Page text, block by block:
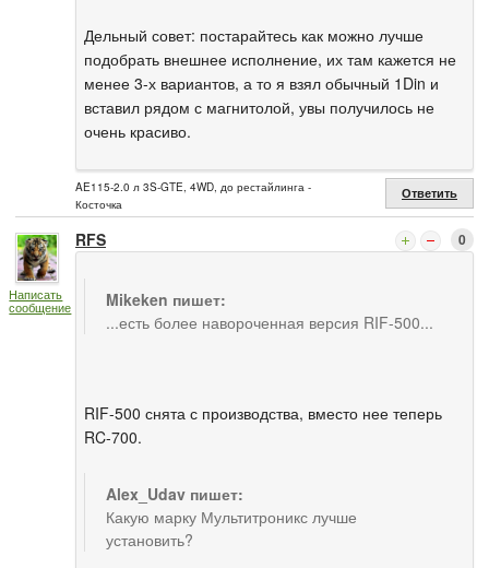
Дельный совет: постарайтесь как можно лучше
подобрать внешнее исполнение, их там кажется не
менее 3-х вариантов, а то я взял обычный 1Din и
вставил рядом с магнитолой, увы получилось не
очень красиво.
AE115-2.0 л 3S-GTE, 4WD, до рестайлинга -
Косточка
Ответить
Написать
сообщение
RFS 0
Mikeken пишет:
...есть более навороченная версия RIF-500...
RIF-500 снята с производства, вместо нее теперь
RC-700.
Alex_Udav пишет:
Какую марку Мультитроникс лучше
установить?